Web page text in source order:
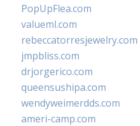
PopUpFlea.com
valueml.com
rebeccatorresjewelry.com
jmpbliss.com
drjorgerico.com
queensushipa.com
wendyweimerdds.com
ameri-camp.com